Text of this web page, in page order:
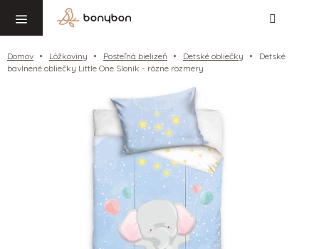
obsah
Domov Lôžkoviny Posteľná bielizeň Detské obliečky
Detské
bavlnené obliečky Little One Sloník - rôzne rozmery